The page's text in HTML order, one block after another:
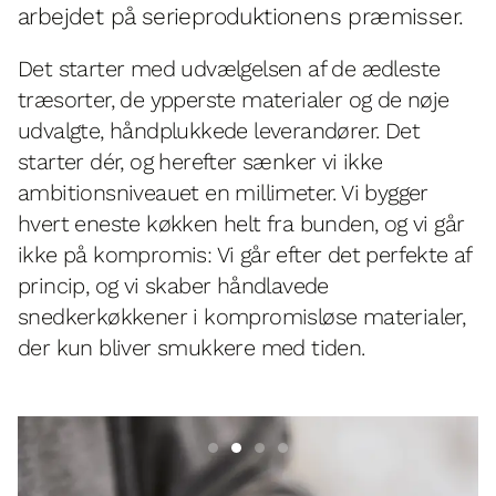
arbejdet på serieproduktionens præmisser.
Det starter med udvælgelsen af de ædleste
træsorter, de ypperste materialer og de nøje
udvalgte, håndplukkede leverandører. Det
starter dér, og herefter sænker vi ikke
ambitionsniveauet en millimeter. Vi bygger
hvert eneste køkken helt fra bunden, og vi går
ikke på kompromis: Vi går efter det perfekte af
princip, og vi skaber håndlavede
snedkerkøkkener i kompromisløse materialer,
der kun bliver smukkere med tiden.